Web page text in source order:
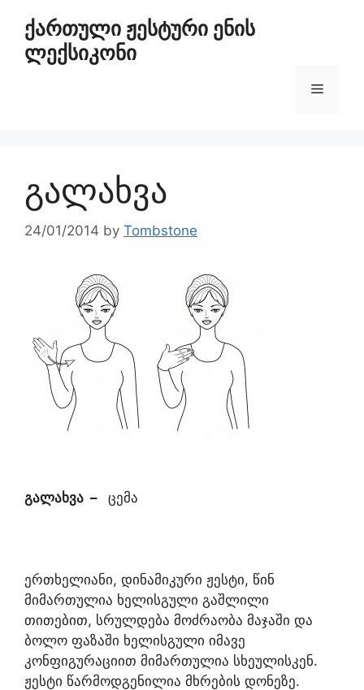
ქართული ჟესტური ენის
ლექსიკონი
გალახვა
24/01/2014 by Tombstone
გალახვა – ცემა
ერთხელიანი, დინამიკური ჟესტი, წინ
მიმართულია ხელისგული გაშლილი
თითებით, სრულდება მოძრაობა მაჯაში და
ბოლო ფაზაში ხელისგული იმავე
კონფიგურაციით მიმართულია სხეულისკენ.
ჟესტი წარმოდგენილია მხრების დონეზე.